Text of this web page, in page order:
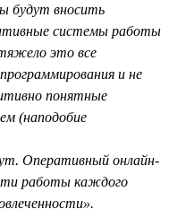
будут вносить
системы работы
это все
и не
понятные
(наподобие
Оперативный онлайн-
работы каждого